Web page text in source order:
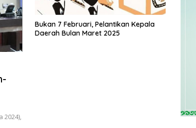
2024),
Bukan 7 Februari, Pelantikan Kepala
Daerah Bulan Maret 2025